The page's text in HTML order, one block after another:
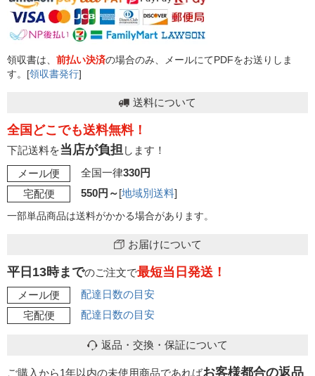
領収書は、 前払い決済の場合のみ、メールにてPDFをお送りしま
す。[領収書発行]
送料について
全国どこでも送料無料！
下記送料を当店が負担します！
メール便
全国一律330円
宅配便
550円～[地域別送料]
一部単品商品は送料がかかる場合があります。
お届けについて
平日13時までのご注文で最短当日発送！
メール便
配達日数の目安
宅配便
配達日数の目安
返品・交換・保証について
ご購入から1年以内の未使用商品であればお客様都合の返品